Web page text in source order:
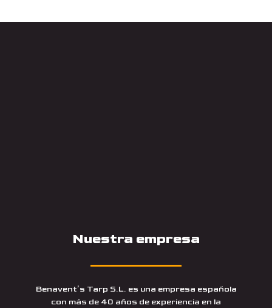
Nuestra empresa
Benavent’s Tarp S.L. es una empresa española
con más de 40 años de experiencia en la